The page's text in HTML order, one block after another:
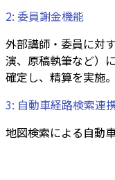
2: 委員謝金機能
外部講師・委員に対
演、原稿執筆など）
確定し、精算を実施。
3: 自動車経路検索連
地図検索による自動